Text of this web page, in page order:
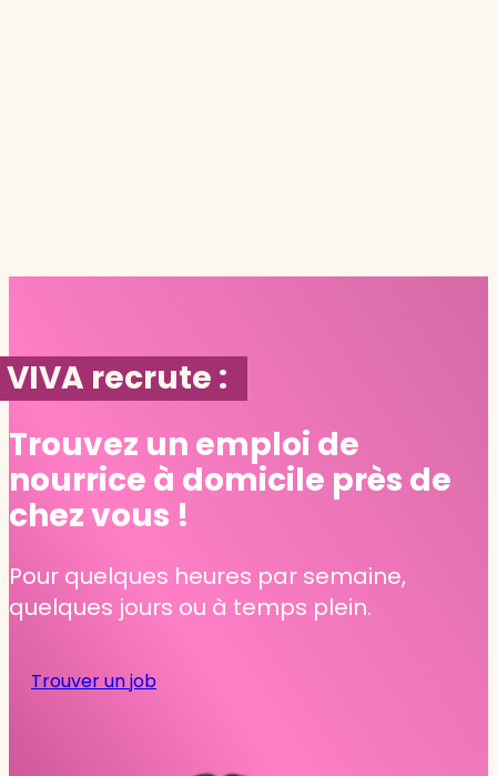
VIVA recrute :
Trouvez un emploi de
nourrice à domicile près de
chez vous !
Pour quelques heures par semaine,
quelques jours ou à temps plein.
Trouver un job